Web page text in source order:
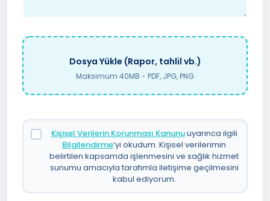
Dosya Yükle (Rapor, tahlil vb.)
Maksimum 40MB - PDF, JPG, PNG
Kişisel Verilerin Korunması Kanunuuyarınca ilgili
Bilgilendirme’yi okudum. Kişisel verilerimin
belirtilen kapsamda işlenmesini ve sağlık hizmet
sunumu amacıyla tarafımla iletişime geçilmesini
kabul ediyorum.